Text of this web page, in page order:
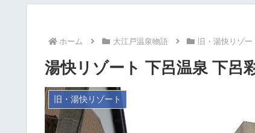
ホーム 大江戸温泉物語 旧・湯快リゾー
湯快リゾート 下呂温泉 下呂
旧・湯快リゾート